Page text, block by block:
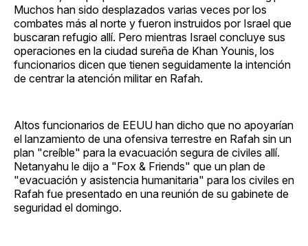
Muchos han sido desplazados varias veces por los
combates más al norte y fueron instruidos por Israel que
buscaran refugio allí. Pero mientras Israel concluye sus
operaciones en la ciudad sureña de Khan Younis, los
funcionarios dicen que tienen seguidamente la intención
de centrar la atención militar en Rafah.
Altos funcionarios de EEUU han dicho que no apoyarían
el lanzamiento de una ofensiva terrestre en Rafah sin un
plan "creíble" para la evacuación segura de civiles allí.
Netanyahu le dijo a "Fox & Friends" que un plan de
"evacuación y asistencia humanitaria" para los civiles en
Rafah fue presentado en una reunión de su gabinete de
seguridad el domingo.